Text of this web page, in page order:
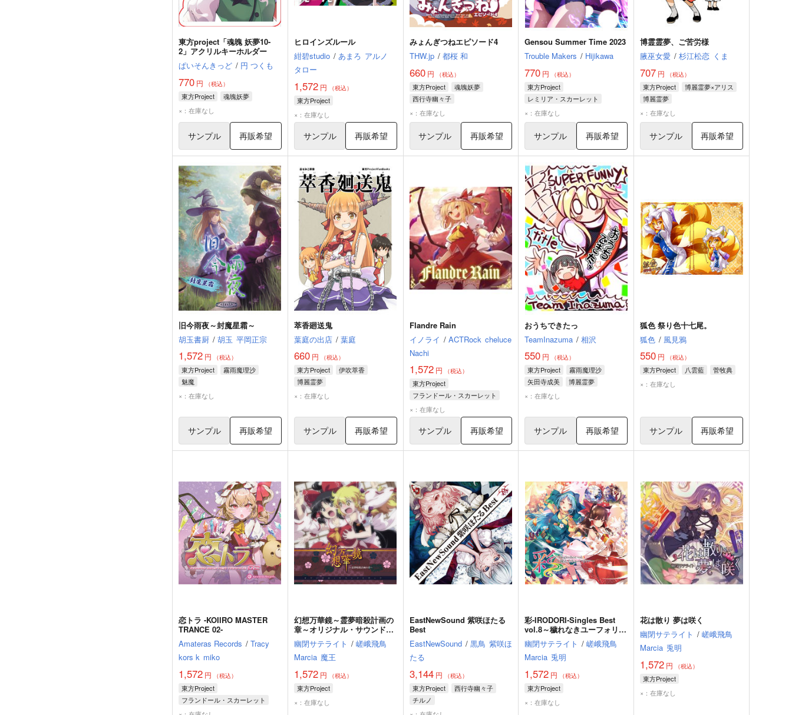
東方project「魂魄 妖夢10-
2」アクリルキーホルダー
ぱいそんきっど / 円 つくも
770 円 （税込）
東方Project
魂魄妖夢
×：在庫なし
サンプル 再販希望
ヒロインズルール
紺碧studio / あまろ アルノ
タロー
1,572円 （税込）
東方Project
×：在庫なし
サンプル 再販希望
みょんぎつねエピソード4
THW.jp / 都桜 和
660円 （税込）
東方Project
魂魄妖夢
西行寺幽々子
×：在庫なし
サンプル 再販希望
Gensou Summer Time 2023
Trouble Makers / Hijikawa
770 円 （税込）
東方Project
レミリア・スカーレット
フランドール・スカーレット
チルノ
×：在庫なし
サンプル 再販希望
博霊霊夢、ご苦労様
腋巫女愛 / 杉江松恋 くま
707 円 （税込）
東方Project
博麗霊夢×アリス
博麗霊夢
アリス・マーガトロイド
紅美鈴
×：在庫なし
サンプル 再販希望
旧今雨夜～封魔星霜～
胡玉書厨 / 胡玉 平岡正宗
1,572 円 （税込）
東方Project
霧雨魔理沙
魅魔
×：在庫なし
サンプル 再販希望
萃香廻送鬼
葉庭の出店 / 葉庭
660円 （税込）
東方Project
伊吹萃香
博麗霊夢
×：在庫なし
サンプル 再販希望
Flandre Rain
イノライ / ACTRock cheluce
Nachi
1,572円 （税込）
東方Project
フランドール・スカーレット
鈴仙・優曇華院・イナバ
四季映姫・ヤマザナドゥ
×：在庫なし
サンプル 再販希望
おうちできたっ
TeamInazuma / 相沢
550 円 （税込）
東方Project
霧雨魔理沙
矢田寺成美
博麗霊夢
×：在庫なし
サンプル 再販希望
狐色 祭り色十七尾。
狐色 / 風見鴉
550 円 （税込）
東方Project 八雲藍
菅牧典
×：在庫なし
サンプル 再販希望
恋トラ -KOIIRO MASTER
TRANCE 02-
Amateras Records / Tracy
kors k miko
1,572 円 （税込）
東方Project
フランドール・スカーレット
幻想万華鏡～霊夢暗殺計画の
章～オリジナル・サウンドト
ラック～
幽閉サテライト / 嵯峨飛鳥
Marcia 魔王
1,572円 （税込）
東方Project
×：在庫なし
EastNewSound 紫咲ほたる
Best
EastNewSound / 黒鳥 紫咲ほ
たる
3,144円 （税込）
東方Project
西行寺幽々子
チルノ
彩‐IRODORI‐Singles Best
vol.8～穢れなきユーフォリア
～
幽閉サテライト / 嵯峨飛鳥
Marcia 兎明
1,572 円 （税込）
東方Project
×：在庫なし
花は散り 夢は咲く
幽閉サテライト / 嵯峨飛鳥
Marcia 兎明
1,572 円 （税込）
東方Project
×：在庫なし